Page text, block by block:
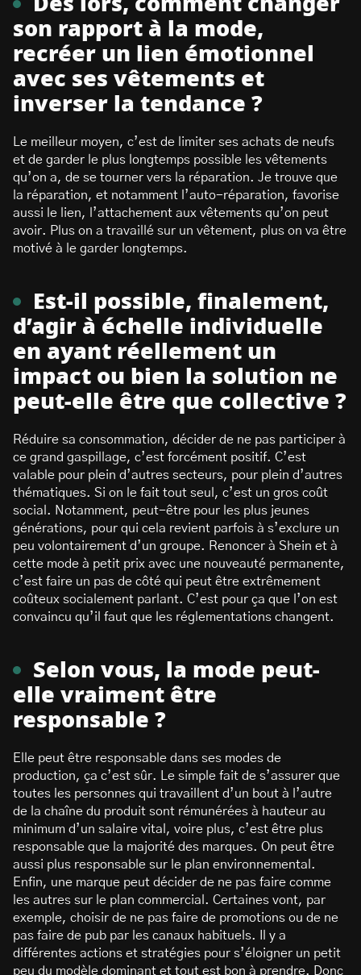
Dès lors, comment changer
son rapport à la mode,
recréer un lien émotionnel
avec ses vêtements et
inverser la tendance ?
Le meilleur moyen, c’est de limiter ses achats de neufs
et de garder le plus longtemps possible les vêtements
qu’on a, de se tourner vers la réparation. Je trouve que
la réparation, et notamment l’auto-réparation, favorise
aussi le lien, l’attachement aux vêtements qu’on peut
avoir. Plus on a travaillé sur un vêtement, plus on va être
motivé à le garder longtemps.
Est-il possible, finalement,
d’agir à échelle individuelle
en ayant réellement un
impact ou bien la solution ne
peut-elle être que collective ?
Réduire sa consommation, décider de ne pas participer à
ce grand gaspillage, c’est forcément positif. C’est
valable pour plein d’autres secteurs, pour plein d’autres
thématiques. Si on le fait tout seul, c’est un gros coût
social. Notamment, peut-être pour les plus jeunes
générations, pour qui cela revient parfois à s’exclure un
peu volontairement d’un groupe. Renoncer à Shein et à
cette mode à petit prix avec une nouveauté permanente,
c’est faire un pas de côté qui peut être extrêmement
coûteux socialement parlant. C’est pour ça que l’on est
convaincu qu’il faut que les réglementations changent.
Selon vous, la mode peut-
elle vraiment être
responsable ?
Elle peut être responsable dans ses modes de
production, ça c’est sûr. Le simple fait de s’assurer que
toutes les personnes qui travaillent d’un bout à l’autre
de la chaîne du produit sont rémunérées à hauteur au
minimum d’un salaire vital, voire plus, c’est être plus
responsable que la majorité des marques. On peut être
aussi plus responsable sur le plan environnemental.
Enfin, une marque peut décider de ne pas faire comme
les autres sur le plan commercial. Certaines vont, par
exemple, choisir de ne pas faire de promotions ou de ne
pas faire de pub par les canaux habituels. Il y a
différentes actions et stratégies pour s’éloigner un petit
peu du modèle dominant et tout est bon à prendre. Donc